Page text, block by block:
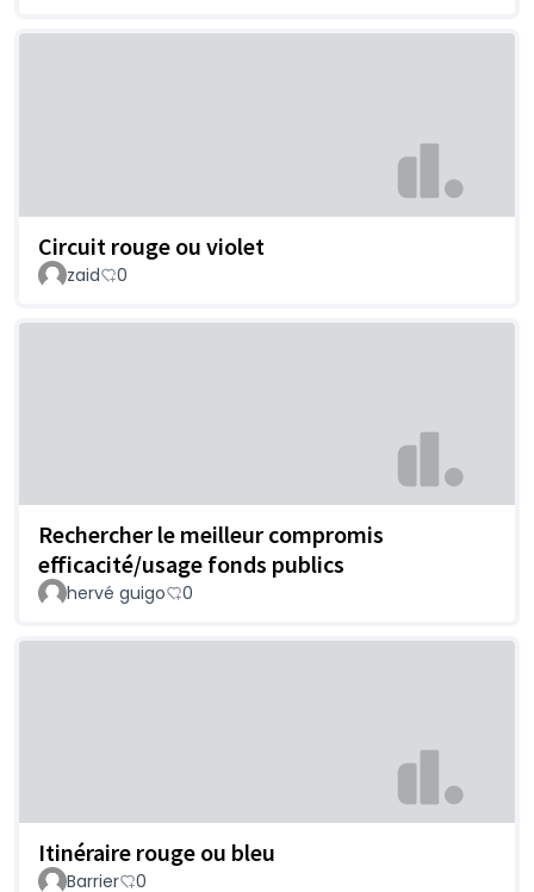
Circuit rouge ou violet
zaid 0
Rechercher le meilleur compromis
efficacité/usage fonds publics
hervé guigo 0
Itinéraire rouge ou bleu
Barrier 0